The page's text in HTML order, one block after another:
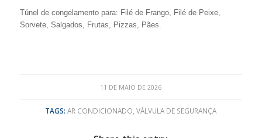
Túnel de congelamento para: Filé de Frango, Filé de Peixe,
Sorvete, Salgados, Frutas, Pizzas, Pães.
11 DE MAIO DE 2026
TAGS: AR CONDICIONADO,VÁLVULA DE SEGURANÇA